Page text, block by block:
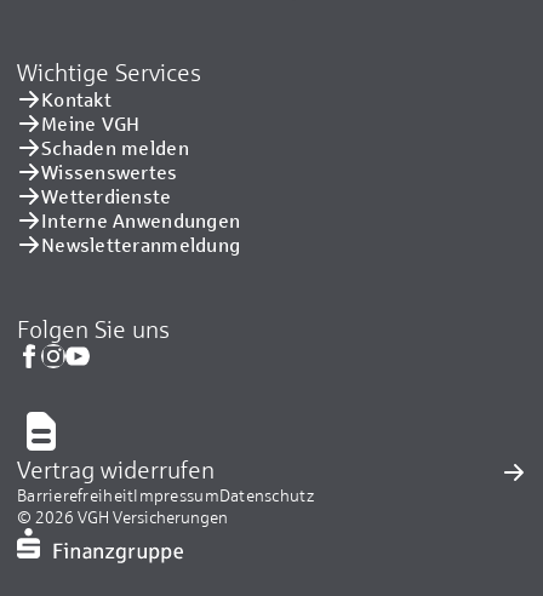
Wichtige Services
Kontakt
Meine VGH
Schaden melden
Wissenswertes
Wetterdienste
Interne Anwendungen
Newsletteranmeldung
Folgen Sie uns
Vertrag widerrufen
BarrierefreiheitImpressumDatenschutz
© 2026 VGH Versicherungen